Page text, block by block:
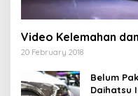
Video Kelemahan
20 February 2018
Belum
Daihatsu